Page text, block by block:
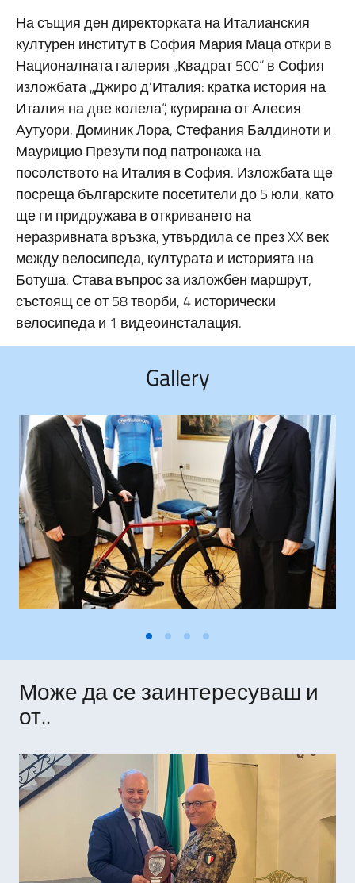
На същия ден директорката на Италианския
културен институт в София Мария Маца откри в
Националната галерия „Квадрат 500“ в София
изложбата „Джиро д’Италия: кратка история на
Италия на две колела“, курирана от Алесия
Аутуори, Доминик Лора, Стефания Балдиноти и
Маурицио Презути под патронажа на
посолството на Италия в София. Изложбата ще
посреща българските посетители до 5 юли, като
ще ги придружава в откриването на
неразривната връзка, утвърдила се през XX век
между велосипеда, културата и историята на
Ботуша. Става въпрос за изложбен маршрут,
състоящ се от 58 творби, 4 исторически
велосипеда и 1 видеоинсталация.
Gallery
Може да се заинтересуваш и
от..